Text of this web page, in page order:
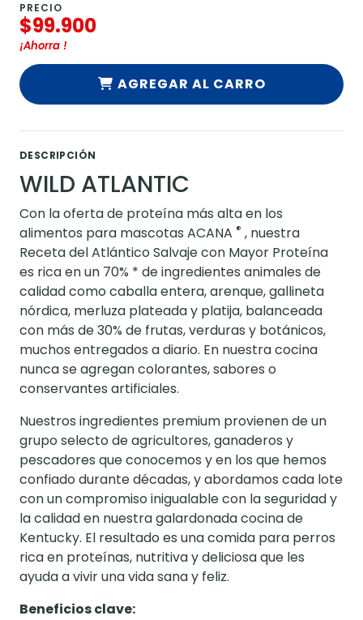
PRECIO
$99.900
¡Ahorra !
AGREGAR AL CARRO
DESCRIPCIÓN
WILD ATLANTIC
Con la oferta de proteína más alta en los
alimentos para mascotas ACANA ® , nuestra
Receta del Atlántico Salvaje con Mayor Proteína
es rica en un 70% * de ingredientes animales de
calidad como caballa entera, arenque, gallineta
nórdica, merluza plateada y platija, balanceada
con más de 30% de frutas, verduras y botánicos,
muchos entregados a diario. En nuestra cocina
nunca se agregan colorantes, sabores o
conservantes artificiales.
Nuestros ingredientes premium provienen de un
grupo selecto de agricultores, ganaderos y
pescadores que conocemos y en los que hemos
confiado durante décadas, y abordamos cada lote
con un compromiso inigualable con la seguridad y
la calidad en nuestra galardonada cocina de
Kentucky. El resultado es una comida para perros
rica en proteínas, nutritiva y deliciosa que les
ayuda a vivir una vida sana y feliz.
Beneficios clave: